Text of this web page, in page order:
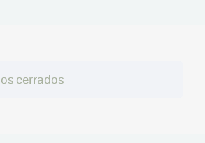
cerrados